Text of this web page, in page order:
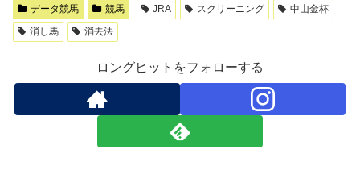
データ競馬 競馬 JRA スクリーニング
中山金杯
消し馬
消去法
ロングヒットをフォローする